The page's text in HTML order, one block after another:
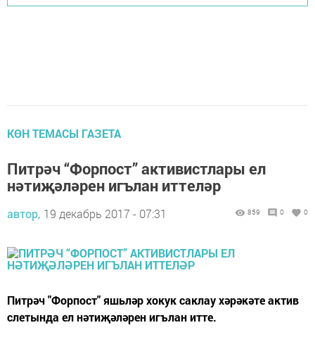
КӨН ТЕМАСЫ ГАЗЕТА
Питрәч “Форпост” активистлары ел
нәтиҗәләрен игълан иттеләр
автор, 19 декабрь 2017 - 07:31 859 0 0
Питрәч "Форпост" яшьләр хокук саклау хәрәкәте актив
слетында ел нәтиҗәләрен игълан итте.